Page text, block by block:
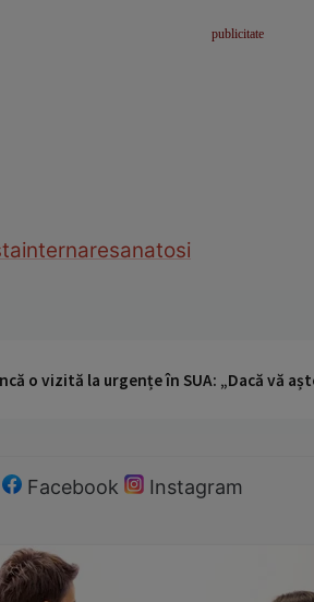
internaresanatosi
o vizită la urgențe în SUA: „Dacă vă
Facebook Instagram